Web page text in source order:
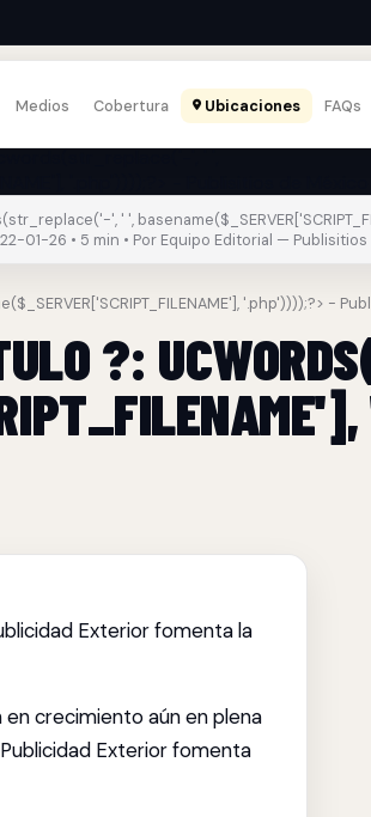
Medios Cobertura Ubicaciones FAQs
', ' ',
01-26 • 5 min • Por Equipo Editorial — Publisitios
'.php'))));?> -
?:
Exterior fomenta la
en crecimiento aún en plena
Exterior fomenta